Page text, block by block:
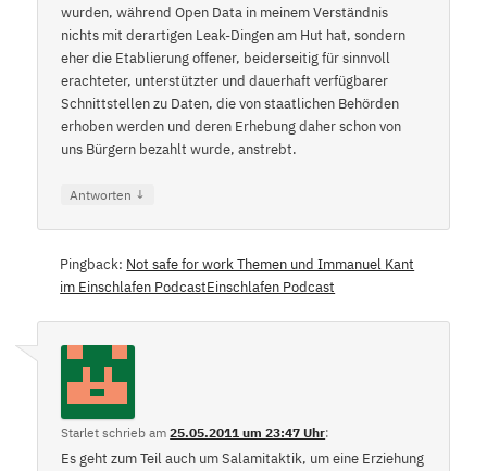
wurden, während Open Data in meinem Verständnis
nichts mit derartigen Leak-Dingen am Hut hat, sondern
eher die Etablierung offener, beiderseitig für sinnvoll
erachteter, unterstützter und dauerhaft verfügbarer
Schnittstellen zu Daten, die von staatlichen Behörden
erhoben werden und deren Erhebung daher schon von
uns Bürgern bezahlt wurde, anstrebt.
Antworten ↓
Pingback: Not safe for work Themen und Immanuel Kant
im Einschlafen PodcastEinschlafen Podcast
Starlet schrieb am25.05.2011 um 23:47 Uhr:
Es geht zum Teil auch um Salamitaktik, um eine Erziehung